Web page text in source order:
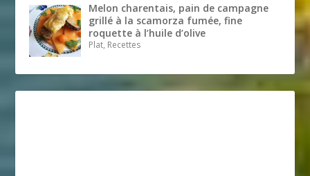
Melon charentais, pain de campagne
grillé à la scamorza fumée, fine
roquette à l’huile d’olive
Plat, Recettes